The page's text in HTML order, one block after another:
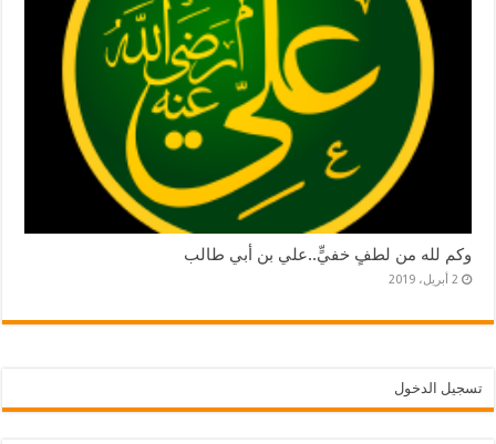
وكم لله من لطفٍ خفيٍّ..علي بن أبي طالب
2 أبريل، 2019
تسجيل الدخول